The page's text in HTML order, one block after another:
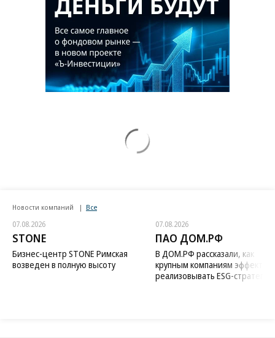
Новости компаний Все
07.08.2026
STONE
Бизнес-центр STONE Римская
возведен в полную высоту
07.08.2026
ПАО ДОМ.РФ
В ДОМ.РФ рассказали, как
крупным компаниям
реализовывать ESG-стратегию